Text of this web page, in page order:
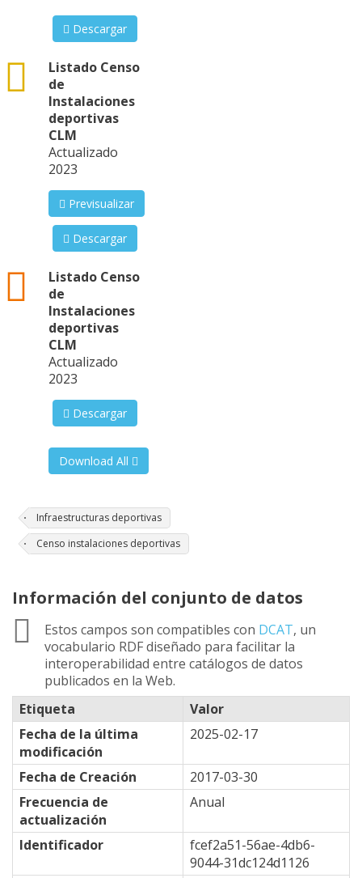
Descargar
Listado Censo
de
Instalaciones
deportivas
CLM
csv
Actualizado
2023
Previsualizar
Descargar
Listado Censo
de
Instalaciones
deportivas
CLM
json
Actualizado
2023
Descargar
Download All
Infraestructuras deportivas
Censo instalaciones deportivas
Información del conjunto de datos
Estos campos son compatibles con DCAT, un
vocabulario RDF diseñado para facilitar la
interoperabilidad entre catálogos de datos
publicados en la Web.
Etiqueta
Valor
Fecha de la última
modificación
2025-02-17
Fecha de Creación
2017-03-30
Frecuencia de
actualización
Anual
Identificador
fcef2a51-56ae-4db6-
9044-31dc124d1126